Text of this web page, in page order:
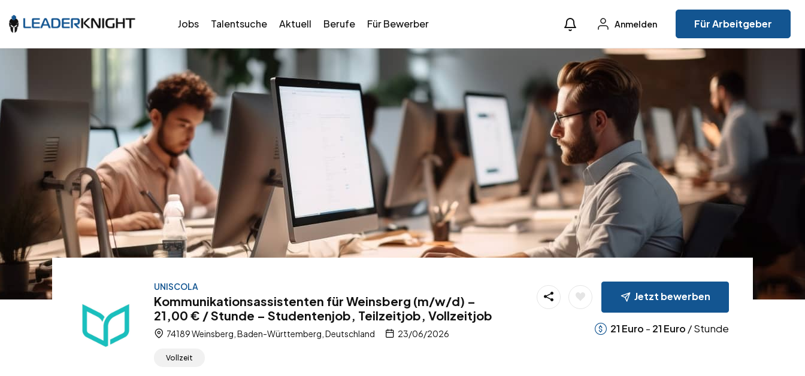
Jobs Talentsuche Aktuell Berufe Für Bewerber Anmelden Für Arbeitgeber
UNISCOLA
Kommunikationsassistenten für Weinsberg (m/w/d) –
21,00 € / Stunde – Studentenjob, Teilzeitjob, Vollzeitjob
74189 Weinsberg, Baden-Württemberg, Deutschland 23/06/2026
Vollzeit
Jetzt bewerben
21 Euro - 21 Euro / Stunde